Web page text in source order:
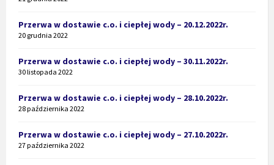
Przerwa w dostawie c.o. i ciepłej wody – 20.12.2022r.
20 grudnia 2022
Przerwa w dostawie c.o. i ciepłej wody – 30.11.2022r.
30 listopada 2022
Przerwa w dostawie c.o. i ciepłej wody – 28.10.2022r.
28 października 2022
Przerwa w dostawie c.o. i ciepłej wody – 27.10.2022r.
27 października 2022